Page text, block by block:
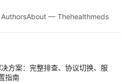
AuthorsAbout — Thehealthmeds
方案：完整排查、协议切换、服
指南